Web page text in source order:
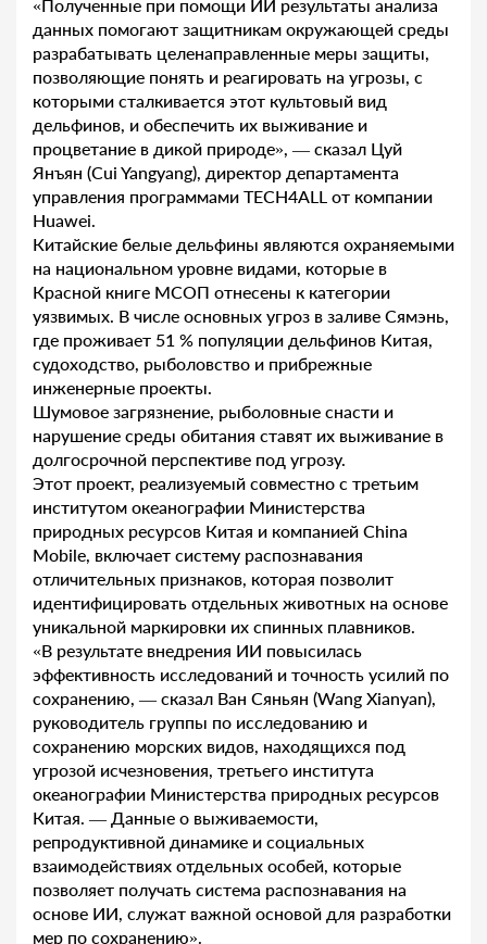
«Полученные при помощи ИИ результаты анализа
данных помогают защитникам окружающей среды
разрабатывать целенаправленные меры защиты,
позволяющие понять и реагировать на угрозы, с
которыми сталкивается этот культовый вид
дельфинов, и обеспечить их выживание и
процветание в дикой природе», — сказал Цуй
Янъян (Cui Yangyang), директор департамента
управления программами TECH4ALL от компании
Huawei.
Китайские белые дельфины являются охраняемыми
на национальном уровне видами, которые в
Красной книге МСОП отнесены к категории
уязвимых. В числе основных угроз в заливе Сямэнь,
где проживает 51 % популяции дельфинов Китая,
судоходство, рыболовство и прибрежные
инженерные проекты.
Шумовое загрязнение, рыболовные снасти и
нарушение среды обитания ставят их выживание в
долгосрочной перспективе под угрозу.
Этот проект, реализуемый совместно с третьим
институтом океанографии Министерства
природных ресурсов Китая и компанией China
Mobile, включает систему распознавания
отличительных признаков, которая позволит
идентифицировать отдельных животных на основе
уникальной маркировки их спинных плавников.
«В результате внедрения ИИ повысилась
эффективность исследований и точность усилий по
сохранению, — сказал Ван Сяньян (Wang Xianyan),
руководитель группы по исследованию и
сохранению морских видов, находящихся под
угрозой исчезновения, третьего института
океанографии Министерства природных ресурсов
Китая. — Данные о выживаемости,
репродуктивной динамике и социальных
взаимодействиях отдельных особей, которые
позволяет получать система распознавания на
основе ИИ, служат важной основой для разработки
мер по сохранению».